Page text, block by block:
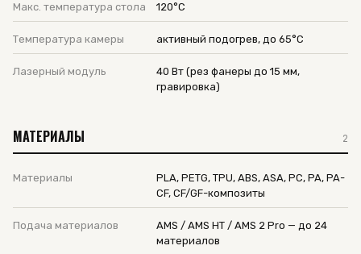
Макс. температура стола 120°C
Температура камеры активный подогрев, до 65°C
Лазерный модуль
40 Вт (рез фанеры до 15 мм,
гравировка)
МАТЕРИАЛЫ 2
Материалы
PLA, PETG, TPU, ABS, ASA, PC, PA, PA-
CF, CF/GF-композиты
Подача материалов
AMS / AMS HT / AMS 2 Pro — до 24
материалов